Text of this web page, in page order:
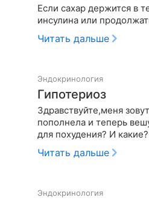
Если сахар держится в течение месяца в пределах от 10 до 15
инсулина или
Читать дальше
Эндокринология
Гипотериоз
Здравствуйте,меня
пополнела и теперь
для похудения? И какие?
Читать дальше
Эндокринология